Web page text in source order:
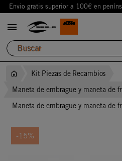
Envio gratis superior a 100€ en

Kit Piezas de Recambios
Maneta de embrague y maneta de
Maneta de embrague y maneta de
-15%